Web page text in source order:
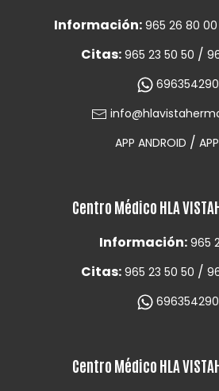
Información: 965 26 80 00
Citas: 965 23 50 50 /
696354290
APP ANDROID /
Centro Médico HLA
Información: 965
Citas: 965 23 50 50 /
696354290
Centro Médico HLA